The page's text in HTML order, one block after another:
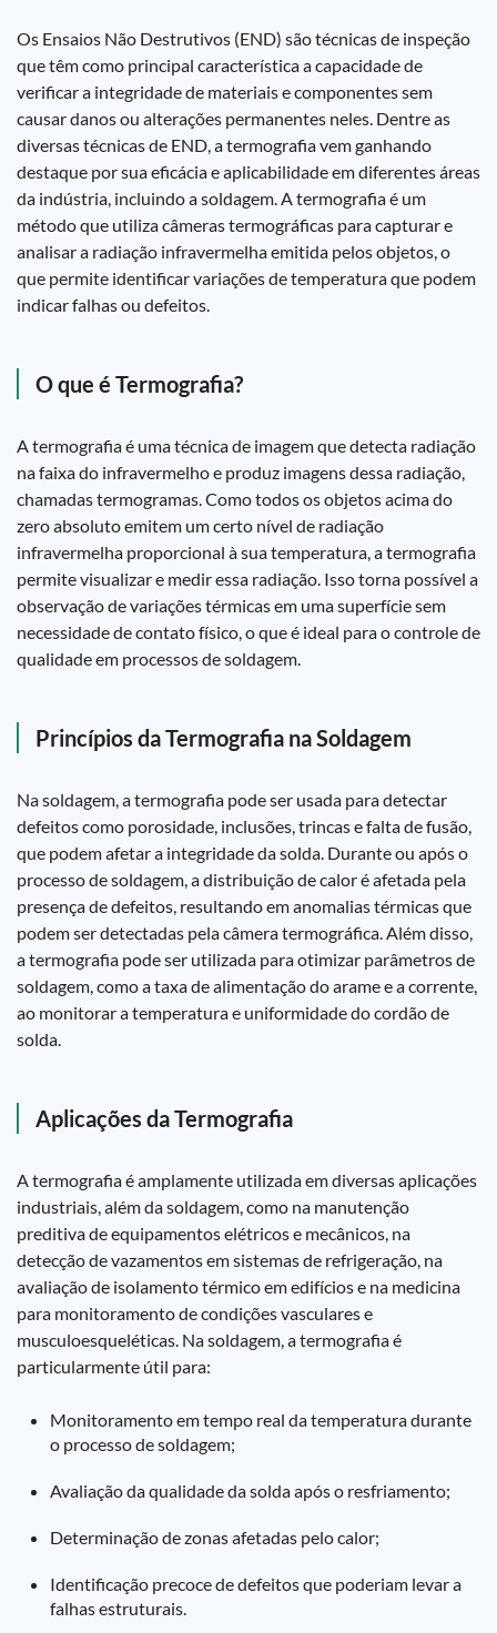
Os Ensaios Não Destrutivos (END) são técnicas de inspeção
que têm como principal característica a capacidade de
verificar a integridade de materiais e componentes sem
causar danos ou alterações permanentes neles. Dentre as
diversas técnicas de END, a termografia vem ganhando
destaque por sua eficácia e aplicabilidade em diferentes áreas
da indústria, incluindo a soldagem. A termografia é um
método que utiliza câmeras termográficas para capturar e
analisar a radiação infravermelha emitida pelos objetos, o
que permite identificar variações de temperatura que podem
indicar falhas ou defeitos.
O que é Termografia?
A termografia é uma técnica de imagem que detecta radiação
na faixa do infravermelho e produz imagens dessa radiação,
chamadas termogramas. Como todos os objetos acima do
zero absoluto emitem um certo nível de radiação
infravermelha proporcional à sua temperatura, a termografia
permite visualizar e medir essa radiação. Isso torna possível a
observação de variações térmicas em uma superfície sem
necessidade de contato físico, o que é ideal para o controle de
qualidade em processos de soldagem.
Princípios da Termografia na Soldagem
Na soldagem, a termografia pode ser usada para detectar
defeitos como porosidade, inclusões, trincas e falta de fusão,
que podem afetar a integridade da solda. Durante ou após o
processo de soldagem, a distribuição de calor é afetada pela
presença de defeitos, resultando em anomalias térmicas que
podem ser detectadas pela câmera termográfica. Além disso,
a termografia pode ser utilizada para otimizar parâmetros de
soldagem, como a taxa de alimentação do arame e a corrente,
ao monitorar a temperatura e uniformidade do cordão de
solda.
Aplicações da Termografia
A termografia é amplamente utilizada em diversas aplicações
industriais, além da soldagem, como na manutenção
preditiva de equipamentos elétricos e mecânicos, na
detecção de vazamentos em sistemas de refrigeração, na
avaliação de isolamento térmico em edifícios e na medicina
para monitoramento de condições vasculares e
musculoesqueléticas. Na soldagem, a termografia é
particularmente útil para:
Monitoramento em tempo real da temperatura durante
o processo de soldagem;
Avaliação da qualidade da solda após o resfriamento;
Determinação de zonas afetadas pelo calor;
Identificação precoce de defeitos que poderiam levar a
falhas estruturais.